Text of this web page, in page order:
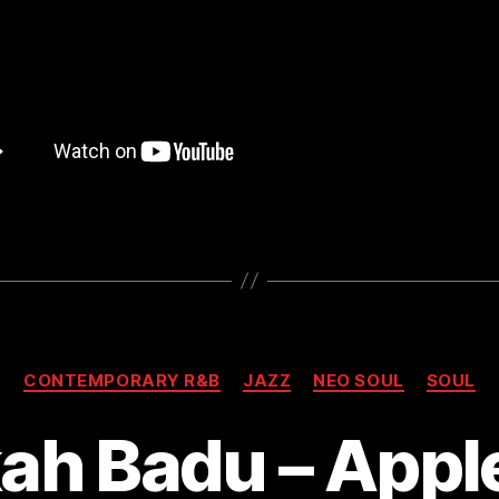
Kategorien
CONTEMPORARY R&B JAZZ NEO SOUL SOUL
Badu –